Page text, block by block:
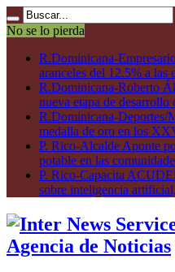
No se lo pierda
R.Dominicana-
aranceles del 12.5% a las
R.Dominicana-Roberto
nueva etapa de
R.Dominicana-Deportes/
medalla de oro en los
P. Rico-Alcalde Aponte
potable en las
P. Rico-Capacita
sobre inteligencia
Agencia de Noticias